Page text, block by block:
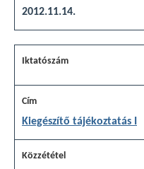
2012.11.14.
Kiegészítő tájékoztatás I